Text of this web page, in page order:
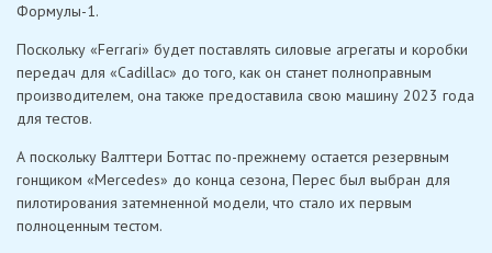
Формулы-1.
Поскольку «Ferrari» будет поставлять силовые агрегаты и коробки
передач для «Cadillac» до того, как он станет полноправным
производителем, она также предоставила свою машину 2023 года
для тестов.
А поскольку Валттери Боттас по-прежнему остается резервным
гонщиком «Mercedes» до конца сезона, Перес был выбран для
пилотирования затемненной модели, что стало их первым
полноценным тестом.